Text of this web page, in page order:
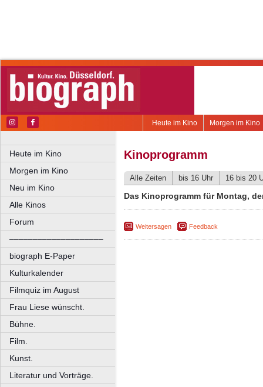
Morgen im Kino
Heute im Kino
Heute im Kino
Morgen im Kino
Neu im Kino
Alle Kinos
Forum
––––––––––––––––––––
biograph E-Paper
Kulturkalender
Filmquiz im August
Frau Liese wünscht.
Bühne.
Film.
Kunst.
Literatur und Vorträge.
Kinoprogramm
Alle Zeiten bis 16 Uhr 16 bis 20
Das Kinoprogramm für Montag,
Weitersagen Feedback